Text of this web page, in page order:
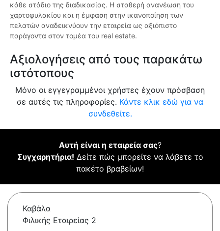
κάθε στάδιο της διαδικασίας. Η σταθερή ανανέωση του
χαρτοφυλακίου και η έμφαση στην ικανοποίηση των
πελατών αναδεικνύουν την εταιρεία ως αξιόπιστο
παράγοντα στον τομέα του real estate.
Αξιολογήσεις από τους παρακάτω
ιστότοπους
Μόνο οι εγγεγραμμένοι χρήστες έχουν πρόσβαση
σε αυτές τις πληροφορίες. Κάντε κλικ εδώ για να
συνδεθείτε.
Αυτή είναι η εταιρεία σας?
Συγχαρητήρια! Δείτε πώς μπορείτε να λάβετε το
πακέτο βραβείων!
Καβάλα
Φιλικής Εταιρείας 2